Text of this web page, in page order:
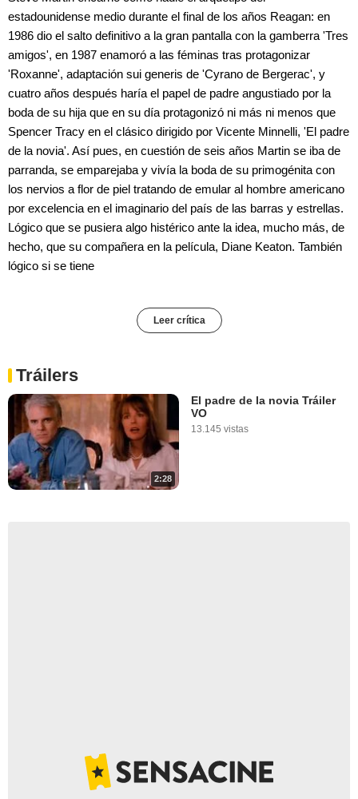
estadounidense medio durante el final de los años Reagan: en
1986 dio el salto definitivo a la gran pantalla con la gamberra 'Tres
amigos', en 1987 enamoró a las féminas tras protagonizar
'Roxanne', adaptación sui generis de 'Cyrano de Bergerac', y
cuatro años después haría el papel de padre angustiado por la
boda de su hija que en su día protagonizó ni más ni menos que
Spencer Tracy en el clásico dirigido por Vicente Minnelli, 'El padre
de la novia'. Así pues, en cuestión de seis años Martin se iba de
parranda, se emparejaba y vivía la boda de su primogénita con
los nervios a flor de piel tratando de emular al hombre americano
por excelencia en el imaginario del país de las barras y estrellas.
Lógico que se pusiera algo histérico ante la idea, mucho más, de
hecho, que su compañera en la película, Diane Keaton. También
lógico si se tiene
Leer crítica
Tráilers
2:28
El padre de la novia Tráiler
VO
13.145 vistas